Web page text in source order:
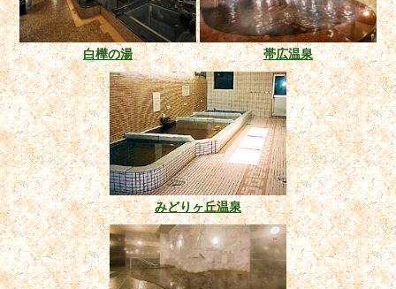
白樺の湯 帯広温泉
みどりヶ丘温泉